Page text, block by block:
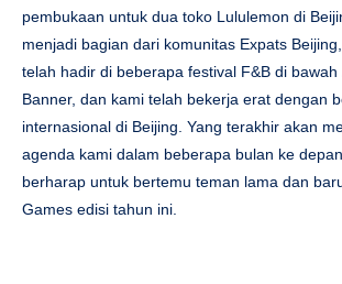
pembukaan untuk dua toko Lululemon di
menjadi bagian dari komunitas Expats
telah hadir di beberapa festival F&B di bawah
Banner, dan kami telah bekerja erat dengan
internasional di Beijing. Yang terakhir akan
agenda kami dalam beberapa bulan ke
berharap untuk bertemu teman lama dan
Games edisi tahun ini.